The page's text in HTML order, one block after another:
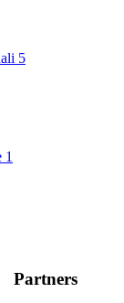
5
1
Partners